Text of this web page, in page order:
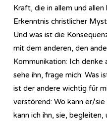
Kraft, die in allem und
Erkenntnis christlicher
Und was ist die
mit dem anderen, den
Kommunikation: Ich denke
sehe ihn, frage mich: Was
ist der andere wichtig für
verstörend: Wo kann er/
kann ich ihn, sie,